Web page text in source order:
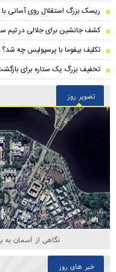
ریسک بزرگ استقلال روی آسانی
کشف جانشین برای جلالی در تیم
تکلیف بیفوما با پرسپولیس چه شد؟
تخفیف بزرگ یک ستاره برای
تصویر روز
نگاهی از آسمان به
خبر های روز